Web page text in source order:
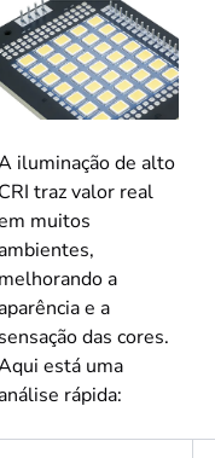
iluminação de alto
CRI traz valor real
muitos
melhorando a
e a
sensação das cores.
está uma
rápida: